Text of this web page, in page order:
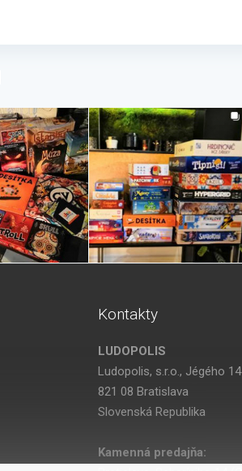
Kontakty
LUDOPOLIS
Ludopolis, s.r.o., Jégého 14
821 08 Bratislava
Slovenská Republika
Kamenná predajňa: